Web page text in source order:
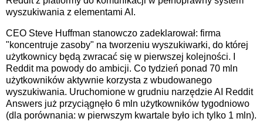
wyszukiwania z elementami AI.
CEO Steve Huffman stanowczo zadeklarował: firma
"koncentruje zasoby" na tworzeniu wyszukiwarki, do której
użytkownicy będą zwracać się w pierwszej kolejności. I
Reddit ma powody do ambicji. Co tydzień ponad 70 mln
użytkowników aktywnie korzysta z wbudowanego
wyszukiwania. Uruchomione w grudniu narzędzie AI Reddit
Answers już przyciągnęło 6 mln użytkowników tygodniowo
(dla porównania: w pierwszym kwartale było ich tylko 1 mln).